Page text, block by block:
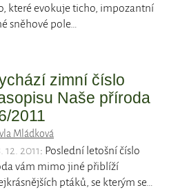
které evokuje ticho, impozantní
sněhové pole…
zimní číslo
Naše příroda
2011
Mládková
12. 2011: Poslední letošní číslo
vám mimo jiné přiblíží
ptáků, se kterým se…